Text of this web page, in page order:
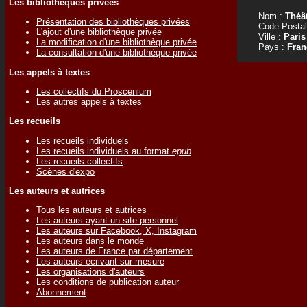
Les bibliothèques privées
Présentation des bibliothèques privées
L'ajout d'une bibliothèque privée
La modification d'une bibliothèque privée
La consultation d'une bibliothèque privée
Les appels à textes
Les collectifs du Proscenium
Les autres appels à textes
Les recueils
Les recueils individuels
Les recueils individuels au format epub
Les recueils collectifs
Scènes d'expo
Les auteurs et autrices
Tous les auteurs et autrices
Les auteurs ayant un site personnel
Les auteurs sur Facebook, X, Instagram
Les auteurs dans le monde
Les auteurs de France par département
Les auteurs écrivant sur mesure
Les organisations d'auteurs
Les conditions de publication auteur
Abonnement
Nom :
Code
Ville : Paris
Pays :